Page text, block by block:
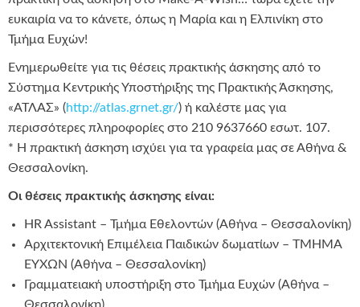
ευκαιρία να το κάνετε, όπως η Μαρία και η Ελπινίκη στο
Τμήμα Ευχών!
Ενημερωθείτε για τις θέσεις πρακτικής άσκησης από το
Σύστημα Κεντρικής Υποστήριξης της Πρακτικής Άσκησης,
«ΑΤΛΑΣ» (http://atlas.grnet.gr/) ή καλέστε μας για
περισσότερες πληροφορίες στο 210 9637660 εσωτ. 107.
* Η πρακτική άσκηση ισχύει για τα γραφεία μας σε Αθήνα &
Θεσσαλονίκη.
Oι θέσεις πρακτικής άσκησης είναι:
HR Assistant – Τμήμα Εθελοντών (Αθήνα – Θεσσαλονίκη)
Αρχιτεκτονική Επιμέλεια Παιδικών δωματίων – TΜΗΜΑ
ΕΥΧΩΝ (Αθήνα – Θεσσαλονίκη)
Γραμματειακή υποστήριξη στο Τμήμα Ευχών (Αθήνα –